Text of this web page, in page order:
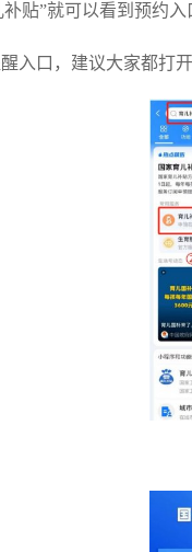
贴”就可以看到预约入
口，建议大家都打开